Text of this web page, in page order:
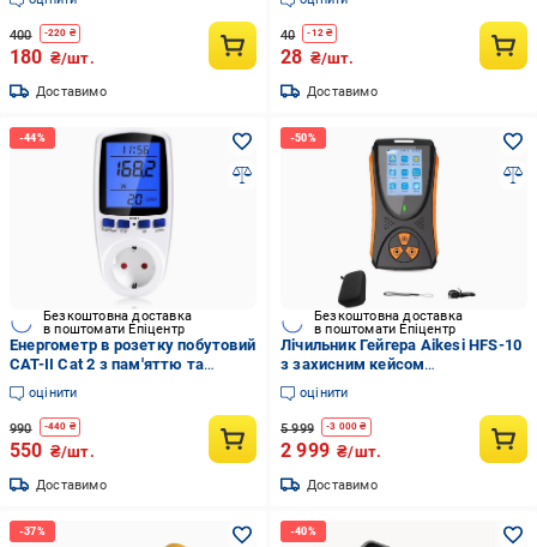
400 -220 ₴
180 ₴/шт.
Доставимо
40 -12₴
28 ₴/шт.
Доставимо
Безкоштовна доставка
в поштомати Епіцентр
Енергометр в розетку побутовий
CAT-II Cat 2 з пам'яттю та
підсвіткою з функцією
налаштування вартості та часу
Білий
оцінити
990 -440 ₴
550 ₴/шт.
Доставимо
Безкоштовна доставка
в поштомати Епіцентр
Лічильник Гейгера Aikesi HFS-10
з захисним кейсом
Помаранчевий
оцінити
5 999 -3 000 ₴
2 999 ₴/шт.
Доставимо